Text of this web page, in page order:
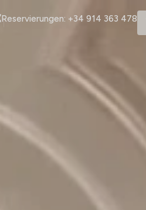
Reservierungen: +34 914 363 478